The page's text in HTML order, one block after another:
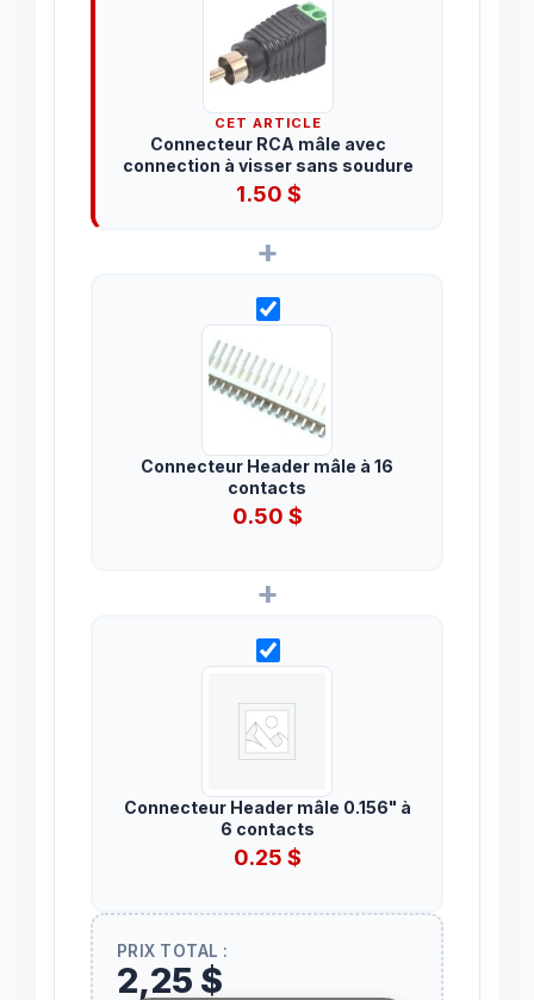
CET ARTICLE
Connecteur RCA mâle avec
connection à visser sans soudure
1.50 $
+
Connecteur Header mâle à 16
contacts
0.50 $
+
Connecteur Header mâle 0.156" à
6 contacts
0.25 $
PRIX TOTAL :
2,25 $